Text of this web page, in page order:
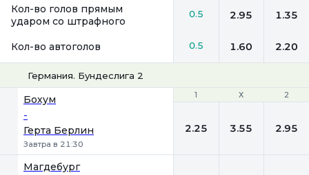
Кол-во голов прямым
ударом со штрафного
0.5 2.95 1.35
Кол-во автоголов 0.5 1.60 2.20
Германия. Бундеслига 2
1 Х 2
Бохум
-
Герта Берлин
Завтра в 21:30
1 Х 2
2.25 3.55 2.95
Магдебург